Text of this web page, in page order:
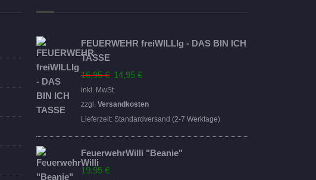
FEUERWEHR freiWILLIg - DAS BIN ICH
TASSE
16,95€ Ursprünglicher
Preis
war:
16,95 €
14,95 €
ist:
14,95 €.
inkl. MwSt.
zzgl. Versandkosten
Lieferzeit: Standardversand (2-7 Werktage)
FeuerwehrWilli "Beanie"
19,95 €